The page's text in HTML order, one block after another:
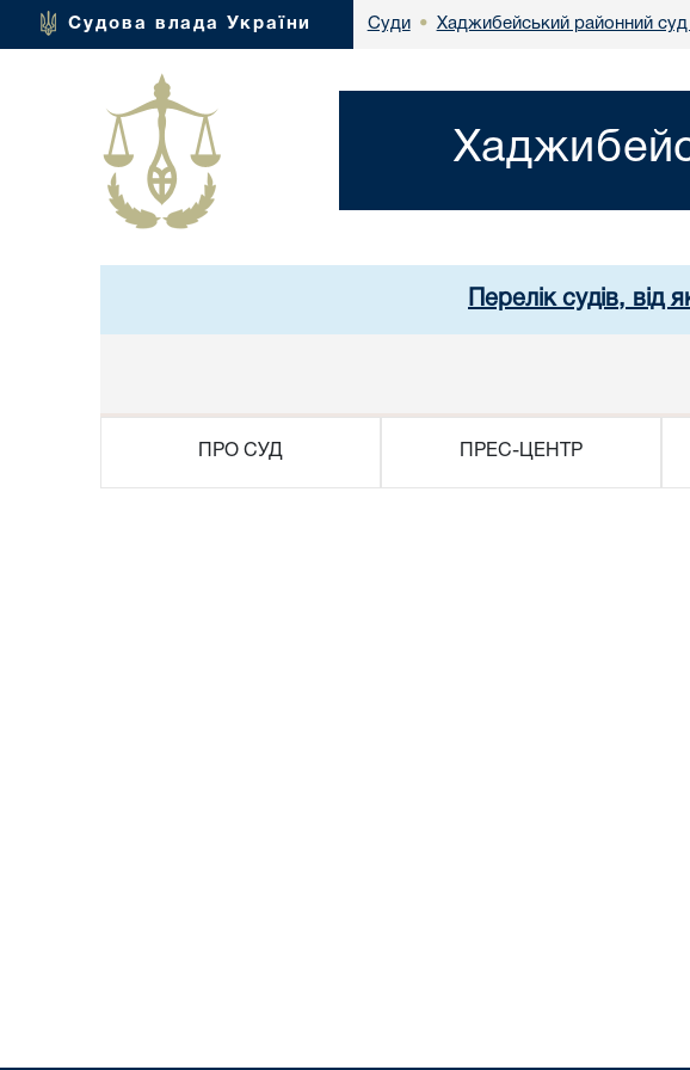
Судова влада України Суди • Хаджибейський районний суд
Перелік судів, від
ПРО СУД ПРЕС-ЦЕНТР